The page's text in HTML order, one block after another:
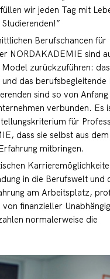
wir jeden Tag mit
Berufschancen für
NORDAKADEMIE sind
Model zurückzuführen:
das
sind so von
verbunden. Es
für
dass sie selbst aus dem
mitbringen.
in die Berufswelt und
am Arbeitsplatz,
von finanzieller
normalerweise die